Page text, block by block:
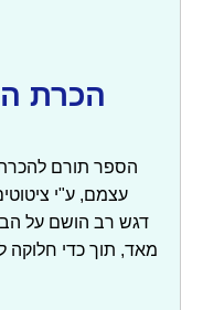
הכרת
הספר תורם
עצמם, ע"י
דגש רב הושם על
מאד, תוך כדי חלוקה